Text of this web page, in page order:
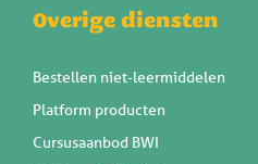
Overige diensten
Bestellen niet-leermiddelen
Platform producten
Cursusaanbod BWI